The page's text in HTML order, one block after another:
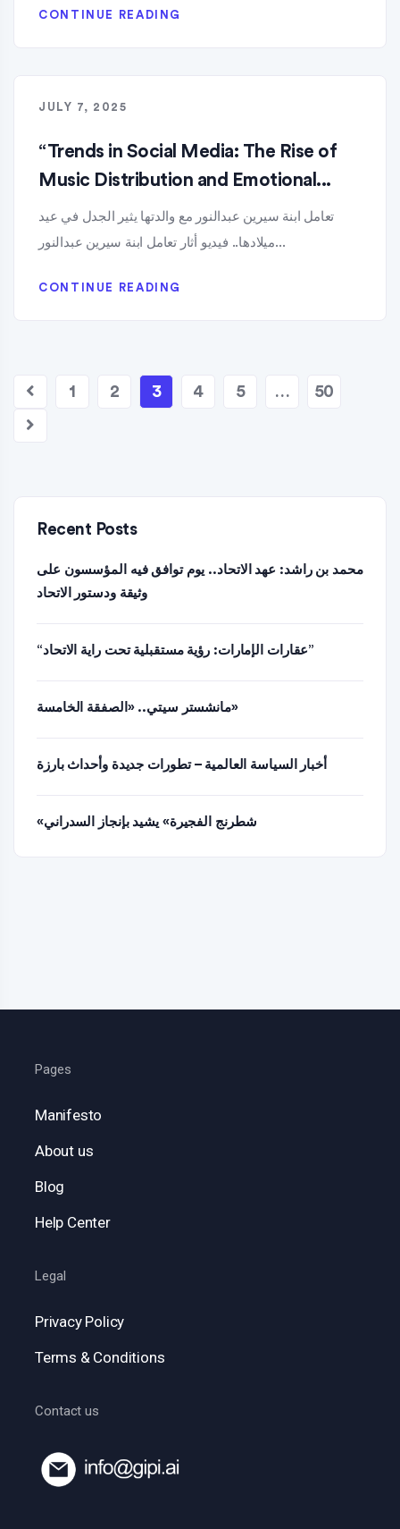
CONTINUE READING
JULY 7, 2025
“Trends in Social Media: The Rise of
Music Distribution and Emotional...
تعامل ابنة سيرين عبدالنور مع والدتها يثير الجدل في عيد
ميلادها.. فيديو أثار تعامل ابنة سيرين عبدالنور...
CONTINUE READING
1 2 3 4 5 … 50
Recent Posts
محمد بن راشد: عهد الاتحاد.. يوم توافق فيه المؤسسون على
وثيقة ودستور الاتحاد
“عقارات الإمارات: رؤية مستقبلية تحت راية الاتحاد”
مانشستر سيتي.. «الصفقة الخامسة»
أخبار السياسة العالمية – تطورات جديدة وأحداث بارزة
«شطرنج الفجيرة» يشيد بإنجاز السدراني
Pages
Manifesto
About us
Blog
Help Center
Legal
Privacy Policy
Terms & Conditions
Contact us